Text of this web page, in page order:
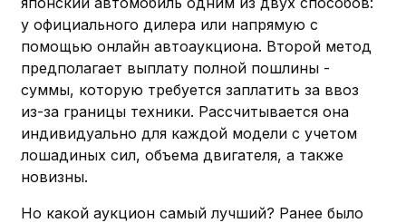
у официального дилера или напрямую с
помощью онлайн автоаукциона. Второй метод
предполагает выплату полной пошлины -
суммы, которую требуется заплатить за ввоз
из-за границы техники. Рассчитывается она
индивидуально для каждой модели с учетом
лошадиных сил, объема двигателя, а также
новизны.
Но какой аукцион самый лучший? Ранее было